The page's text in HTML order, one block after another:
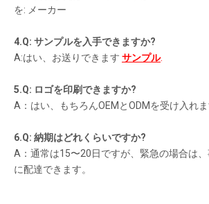
を: メーカー
4.Q: サンプルを入手できますか?
A:はい、お送りできます サンプル.
5.Q: ロゴを印刷できますか?
A：はい、もちろんOEMとODMを受け入れま
6.Q: 納期はどれくらいですか?
A：通常は15〜20日ですが、緊急の場合は
に配達できます。